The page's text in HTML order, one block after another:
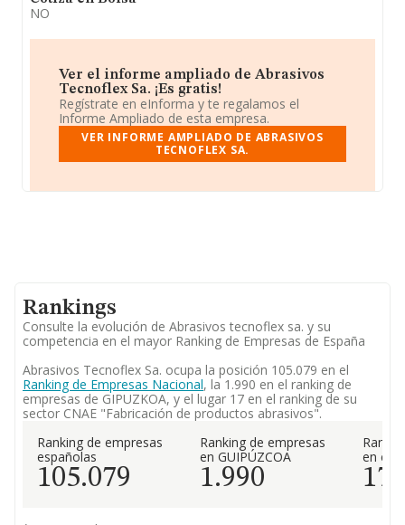
NO
Ver el informe ampliado de Abrasivos
Tecnoflex Sa. ¡Es gratis!
Regístrate en eInforma y te regalamos el
Informe Ampliado de esta empresa.
VER INFORME AMPLIADO DE ABRASIVOS
TECNOFLEX SA.
Rankings
Consulte la evolución de Abrasivos tecnoflex sa. y su
competencia en el mayor Ranking de Empresas de España
Abrasivos Tecnoflex Sa. ocupa la posición 105.079 en el
Ranking de Empresas Nacional, la 1.990 en el ranking de
empresas de GIPUZKOA, y el lugar 17 en el ranking de su
sector CNAE "Fabricación de productos abrasivos".
Ranking de empresas
españolas
105.079
Ranking de empresas
en GUIPÚZCOA
1.990
en el
17